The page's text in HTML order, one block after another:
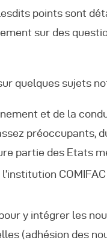
points sont
sur des
quelques sujets
et de la
préoccupants,
partie des Etats
y intégrer les
(adhésion des